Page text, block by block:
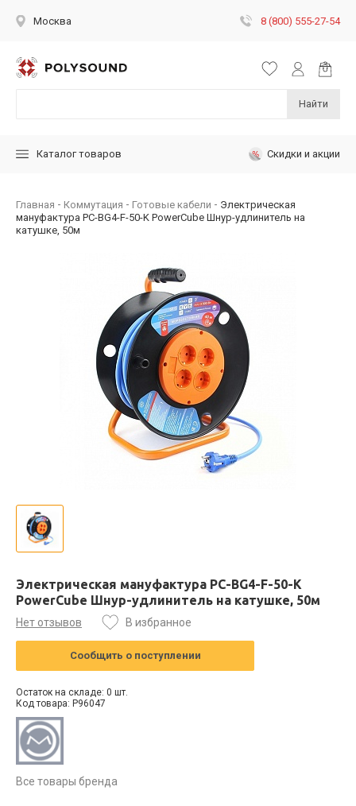
Москва 8 (800) 555-27-54
Найти
Каталог товаров Скидки и акции
Главная Коммутация Готовые кабели
Электрическая
мануфактура PC-BG4-F-50-K PowerCube Шнур-удлинитель на
катушке, 50м
Электрическая мануфактура PC-BG4-F-50-K
PowerCube Шнур-удлинитель на катушке, 50м
Нет отзывов В избранное
Сообщить о поступлении
Остаток на складе: 0 шт.
Код товара: P96047
Все товары бренда